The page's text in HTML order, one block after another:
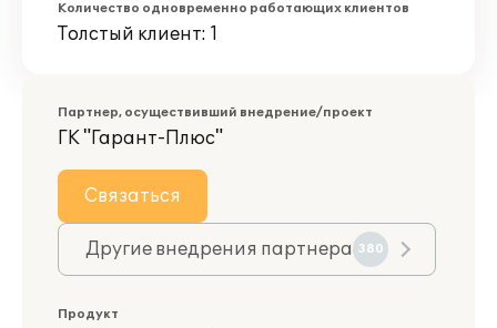
Количество одновременно работающих клиентов
Толстый клиент: 1
Партнер, осуществивший внедрение/проект
ГК "Гарант-Плюс"
Связаться
Другие внедрения партнера 380
Продукт